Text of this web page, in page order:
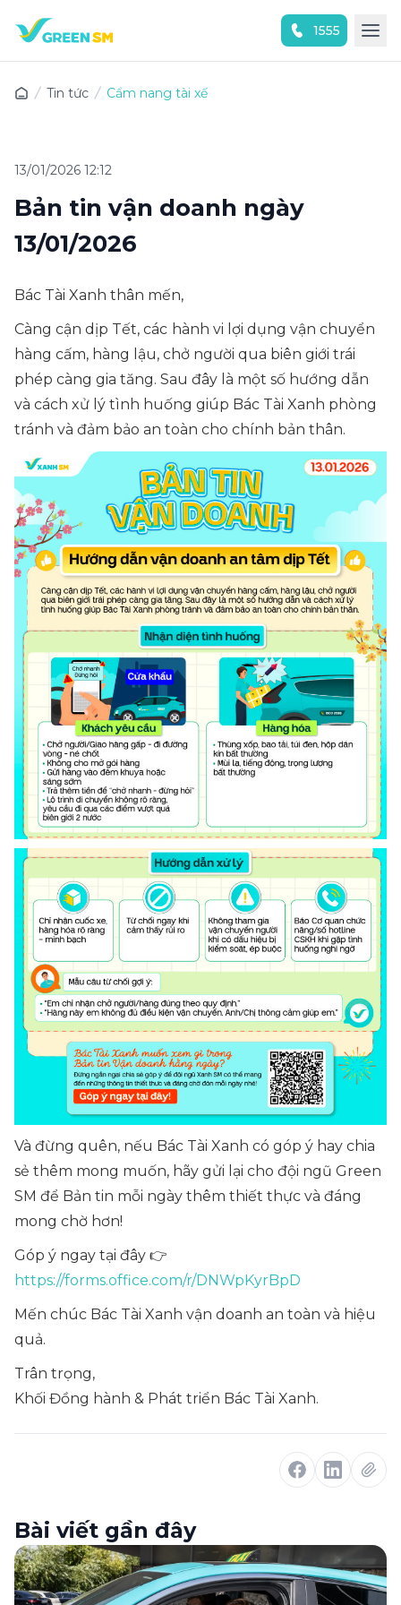
1555
Tin tức Cẩm nang tài xế
13/01/2026 12:12
Bản tin vận doanh ngày
13/01/2026
Bác Tài Xanh thân mến,
Càng cận dịp Tết, các hành vi lợi dụng vận chuyển
hàng cấm, hàng lậu, chở người qua biên giới trái
phép càng gia tăng. Sau đây là một số hướng dẫn
và cách xử lý tình huống giúp Bác Tài Xanh phòng
tránh và đảm bảo an toàn cho chính bản thân.
Và đừng quên, nếu Bác Tài Xanh có góp ý hay chia
sẻ thêm mong muốn, hãy gửi lại cho đội ngũ Green
SM để Bản tin mỗi ngày thêm thiết thực và đáng
mong chờ hơn!
Góp ý ngay tại đây 👉
https://forms.office.com/r/DNWpKyrBpD
Mến chúc Bác Tài Xanh vận doanh an toàn và hiệu
quả.
Trân trọng,
Khối Đồng hành & Phát triển Bác Tài Xanh.
Bài viết gần đây